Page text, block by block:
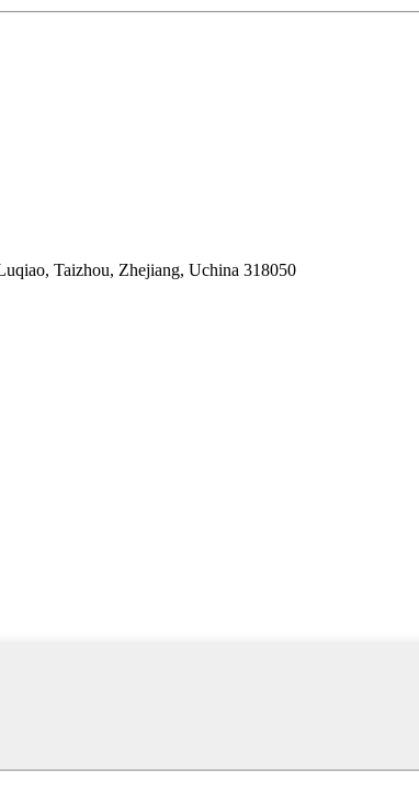
Taizhou, Zhejiang, Uchina 318050